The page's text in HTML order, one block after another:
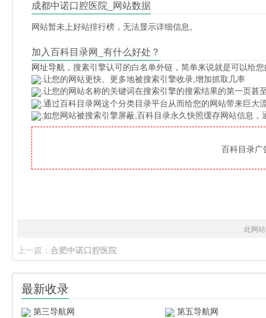
成都中诺口腔医院_网站数据
网站暂未上好站排行榜，无法显示详细信息。
加入百科目录网_有什么好处？
网址导航 ，搜素引擎认可的白名单外链，简单来说就是可以给
.让您的网站更快、更多地被搜索引擎收录,增加抓取几率
.让您的网站名称的关键词在搜索引擎的搜索结果的第一页甚
.通过百科目录网这个分类目录平台从而给您的网站带来巨大
.如您网站被搜索引擎屏蔽,百科目录永久快照缓存网站信息
百科目录
此网
上一篇： 合肥中诺口腔医院
最新收录
第三导航网
第五导航网